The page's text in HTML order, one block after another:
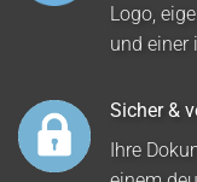
Logo,
und einer
Sicher &
Ihre